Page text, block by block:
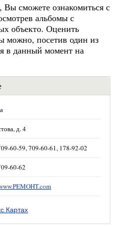
сможете ознакомиться с
альбомы с
объекто. Оценить
можно, посетив один из
в данный момент на
д. 4
60-59, 709-60-61, 178-92-02
60-62